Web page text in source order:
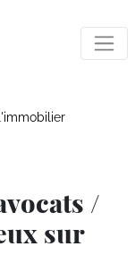
/
sur